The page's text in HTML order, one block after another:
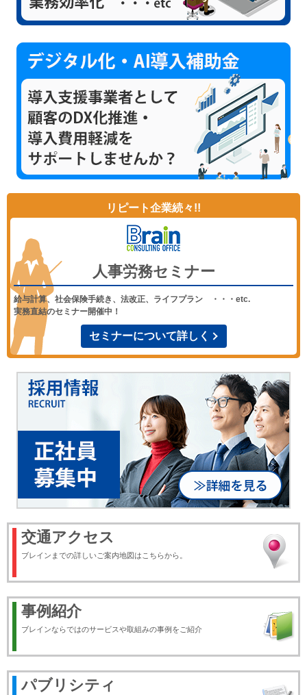
リピート企業続々!!
人事労務セミナー
給与計算、社会保険手続き、法改正、ライフプラン ・・・etc.
実務直結のセミナー開催中！
セミナーについて詳しく
交通アクセス
ブレインまでの詳しいご案内地図はこちらから。
事例紹介
ブレインならではのサービスや取組みの事例をご紹介
パブリシティ